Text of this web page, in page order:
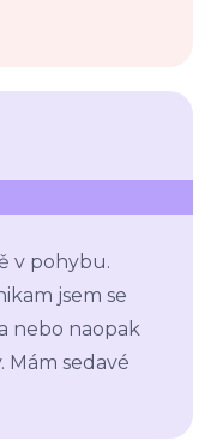
v pohybu.
jsem se
nebo naopak
Mám sedavé